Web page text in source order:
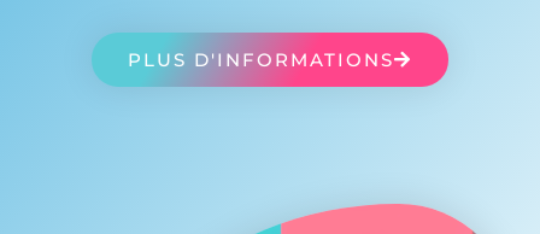
PLUS D'INFORMATIONS